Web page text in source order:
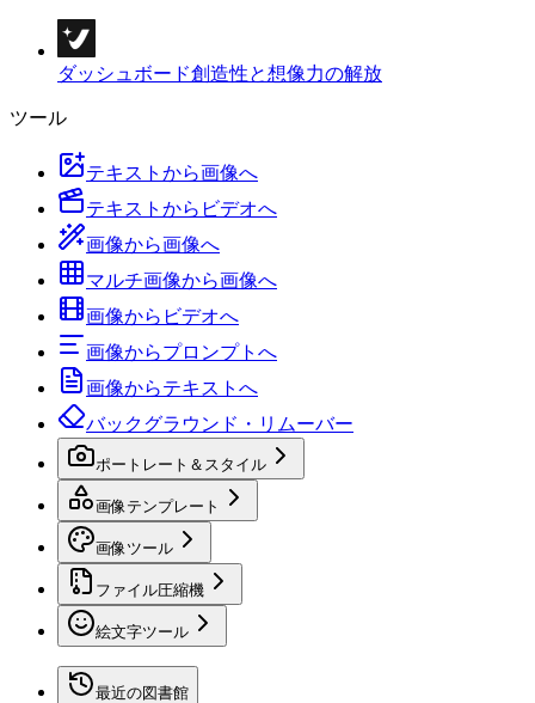
ダッシュボード創造性と想像力の解放
ツール
テキストから画像へ
テキストからビデオへ
画像から画像へ
マルチ画像から画像へ
画像からビデオへ
画像からプロンプトへ
画像からテキストへ
バックグラウンド・リムーバー
ポートレート＆スタイル
画像テンプレート
画像ツール
ファイル圧縮機
絵文字ツール
最近の図書館